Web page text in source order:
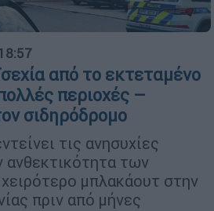
από το εκτεταμένο
περιοχές –
σιδηρόδρομο
τις ανησυχίες
ανθεκτικότητα των
μπλακάουτ στην
πριν από μήνες